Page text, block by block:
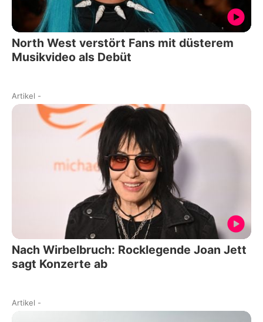
North West verstört Fans mit düsterem
Musikvideo als Debüt
Artikel -
Nach Wirbelbruch: Rocklegende Joan Jett
sagt Konzerte ab
Artikel -